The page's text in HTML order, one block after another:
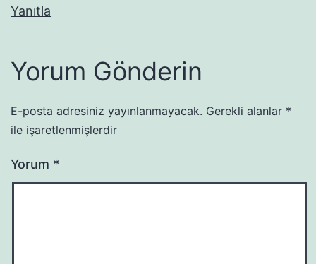
Yanıtla
Yorum Gönderin
E-posta adresiniz yayınlanmayacak. Gerekli alanlar *
ile işaretlenmişlerdir
Yorum *